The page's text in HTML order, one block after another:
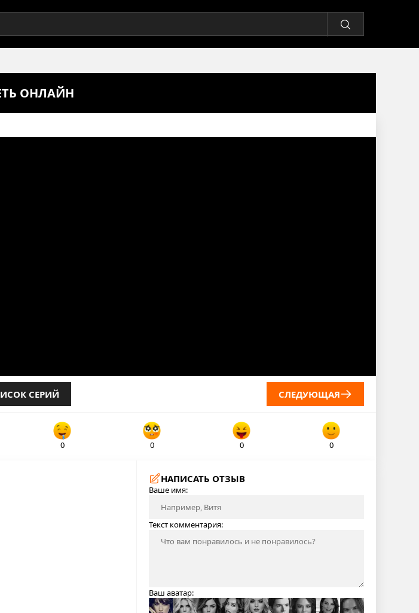
ОНЛАЙН
СЕРИЙ СЛЕДУЮЩАЯ
0 0 0 0
НАПИСАТЬ ОТЗЫВ
Ваше имя:
Текст комментария:
Ваш аватар: